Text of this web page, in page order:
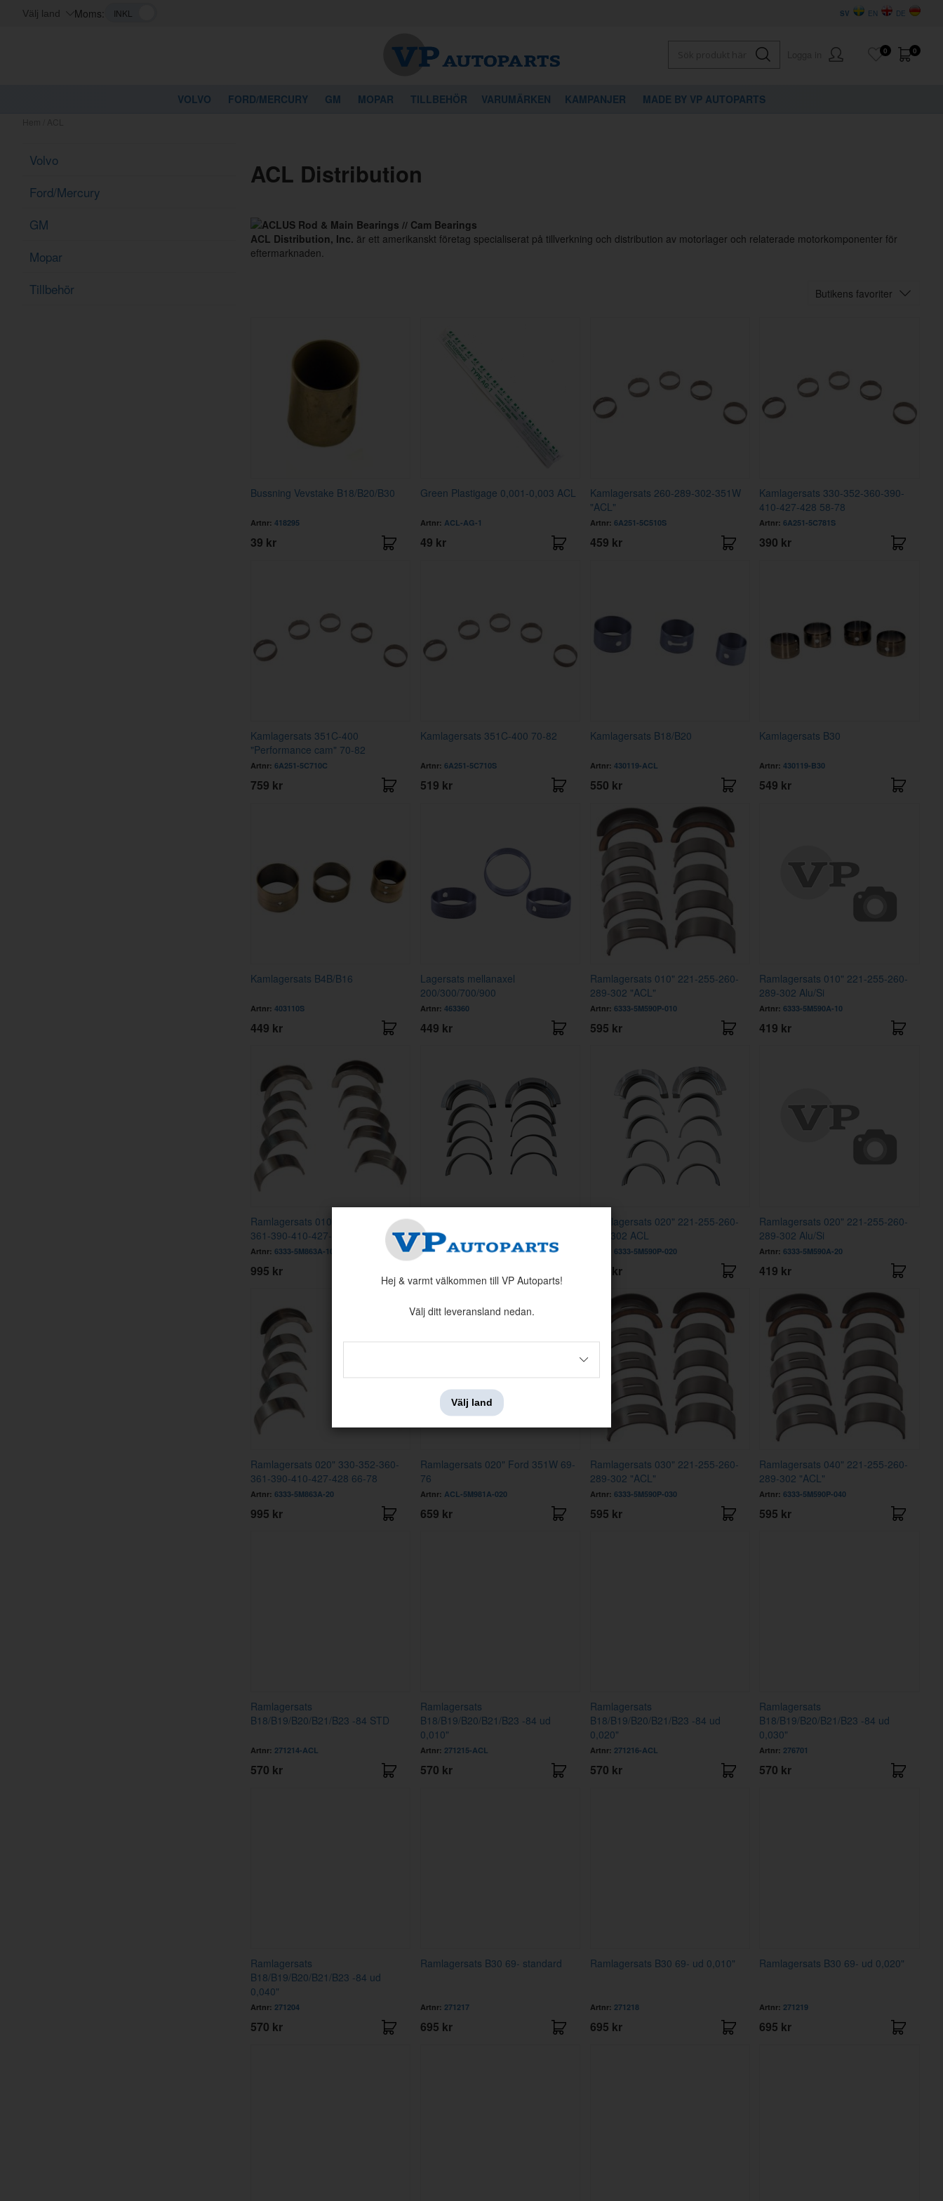
Välj land Moms: DE
EN
SV
0
0
VOLVO FORD/MERCURY GM MOPAR TILLBEHÖR VARUMÄRKEN KAMPANJER MADE BY VP AUTOPARTS
Volvo
Ford/Mercury
GM
Mopar
Tillbehör
ACL Distribution
ACL Distribution, Inc. är ett amerikanskt företag specialiserat på tillverkning och distribution av motorlager och relaterade motorkomponenter för
eftermarknaden.
Butikens favoriter
Bussning Vevstake B18/B20/B30
Artnr: 418295
39 kr
Green Plastigage 0,001-0,003 ACL
Artnr: ACL-AG-1
49 kr
Kamlagersats 260-289-302-351W
"ACL"
Artnr: 6A251-5C510S
459 kr
Kamlagersats 330-352-360-390-
410-427-428 58-78
Artnr:6A251-5C781S
390 kr
Kamlagersats 351C-400
"Performance cam" 70-82
Artnr: 6A251-5C710C
759 kr
Kamlagersats 351C-400 70-82
Artnr: 6A251-5C710S
519 kr
Kamlagersats B18/B20
Artnr: 430119-ACL
550 kr
Kamlagersats B30
Artnr:430119-B30
549 kr
Kamlagersats B4B/B16
Artnr: 403110S
449 kr
Lagersats mellanaxel
200/300/700/900
Artnr: 463360
449 kr
Ramlagersats 010" 221-255-260-
289-302 "ACL"
Artnr: 6333-5M590P-010
595 kr
Ramlagersats 010" 221-255-260-
289-302 Alu/Si
Artnr:6333-5M590A-10
419 kr
Ramlagersats 010" 330-352-360-
361-390-410-427-428 66-78
Artnr: 6333-5M863A-10
995 kr
Ramlagersats 010" Ford 351W 69-
76
Artnr: ACL-5M981A-010
Ramlagersats 020" 221-255-260-
289-302 ACL
6333-5M590P-020
595 kr
Ramlagersats 020" 221-255-260-
289-302 Alu/Si
Artnr:6333-5M590A-20
419 kr
Ramlagersats 020" 330-352-360-
361-390-410-427-428 66-78
Artnr: 6333-5M863A-20
995 kr
Ramlagersats 020" Ford 351W 69-
76
Artnr: ACL-5M981A-020
659 kr
Ramlagersats 030" 221-255-260-
289-302 "ACL"
Artnr: 6333-5M590P-030
595 kr
Ramlagersats 040" 221-255-260-
289-302 "ACL"
Artnr:6333-5M590P-040
595 kr
Ramlagersats
B18/B19/B20/B21/B23 -84 STD
Artnr: 271214-ACL
570 kr
Ramlagersats
B18/B19/B20/B21/B23 -84 ud
0,010"
Artnr: 271215-ACL
570 kr
Ramlagersats
B18/B19/B20/B21/B23 -84 ud
0,020"
Artnr: 271216-ACL
570 kr
Ramlagersats
B18/B19/B20/B21/B23 -84 ud
0,030"
Artnr: 276701
570 kr
Ramlagersats
B18/B19/B20/B21/B23 -84 ud
0,040"
Artnr: 271204
570 kr
Ramlagersats B30 69- standard
Artnr: 271217
695 kr
Ramlagersats B30 69- ud 0,010"
Artnr: 271218
695 kr
Ramlagersats B30 69- ud 0,020"
Artnr: 271219
695 kr
Hej & varmt välkommen till VP Autoparts!
Välj ditt leveransland nedan.
Välj land